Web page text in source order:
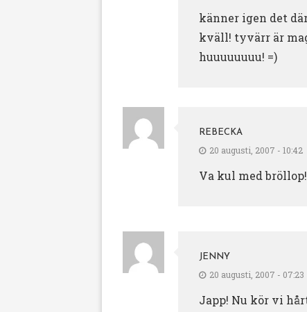
känner igen det
kväll! tyvärr är
huuuuuuuu! =)
REBECKA
20 augusti, 2007 - 10:42
Va kul med
JENNY
20 augusti, 2007 - 07:23
Japp! Nu kör vi